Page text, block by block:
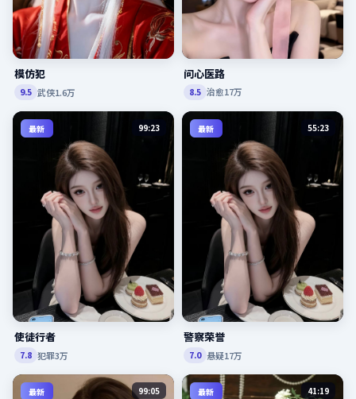
模仿犯
9.5 武侠1.6万
问心医路
8.5 治愈17万
最新 99:23
使徒行者
7.8 犯罪3万
最新 55:23
警察荣誉
7.0 悬疑17万
最新 99:05 最新 41:19